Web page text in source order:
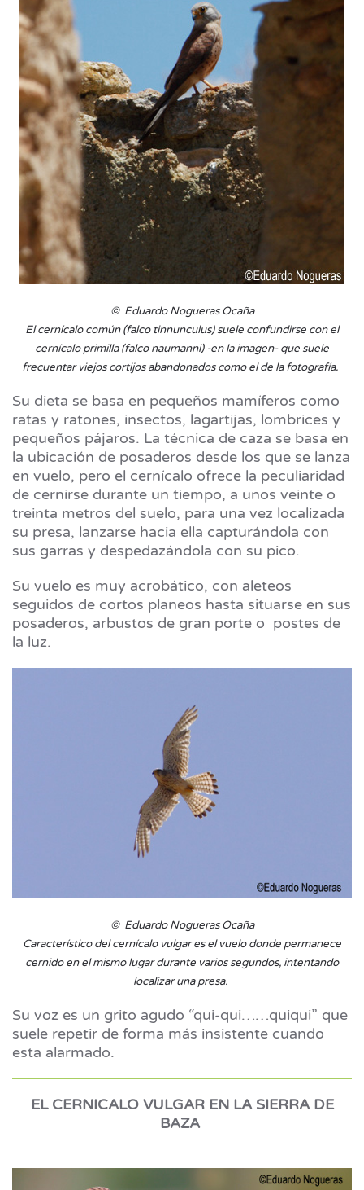
© Eduardo Nogueras Ocaña
El cernícalo común (falco tinnunculus) suele confundirse con el
cernícalo primilla (falco naumanni) -en la imagen- que suele
frecuentar viejos cortijos abandonados como el de la fotografía.
Su dieta se basa en pequeños mamíferos como
ratas y ratones, insectos, lagartijas, lombrices y
pequeños pájaros. La técnica de caza se basa en
la ubicación de posaderos desde los que se lanza
en vuelo, pero el cernícalo ofrece la peculiaridad
de cernirse durante un tiempo, a unos veinte o
treinta metros del suelo, para una vez localizada
su presa, lanzarse hacia ella capturándola con
sus garras y despedazándola con su pico.
Su vuelo es muy acrobático, con aleteos
seguidos de cortos planeos hasta situarse en sus
posaderos, arbustos de gran porte o postes de
la luz.
© Eduardo Nogueras Ocaña
Característico del cernícalo vulgar es el vuelo donde permanece
cernido en el mismo lugar durante varios segundos, intentando
localizar una presa.
Su voz es un grito agudo “qui-qui……quiqui” que
suele repetir de forma más insistente cuando
esta alarmado.
EL CERNICALO VULGAR EN LA SIERRA DE
BAZA